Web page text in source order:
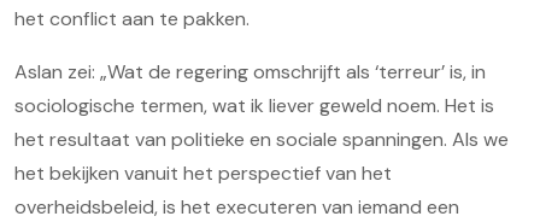
het conflict aan te pakken.
Aslan zei: „Wat de regering omschrijft als ‘terreur’ is, in
sociologische termen, wat ik liever geweld noem. Het is
het resultaat van politieke en sociale spanningen. Als we
het bekijken vanuit het perspectief van het
overheidsbeleid, is het executeren van iemand een